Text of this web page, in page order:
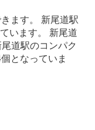
ます。 新尾道駅
います。 新尾道
道駅のコンパク
となっていま